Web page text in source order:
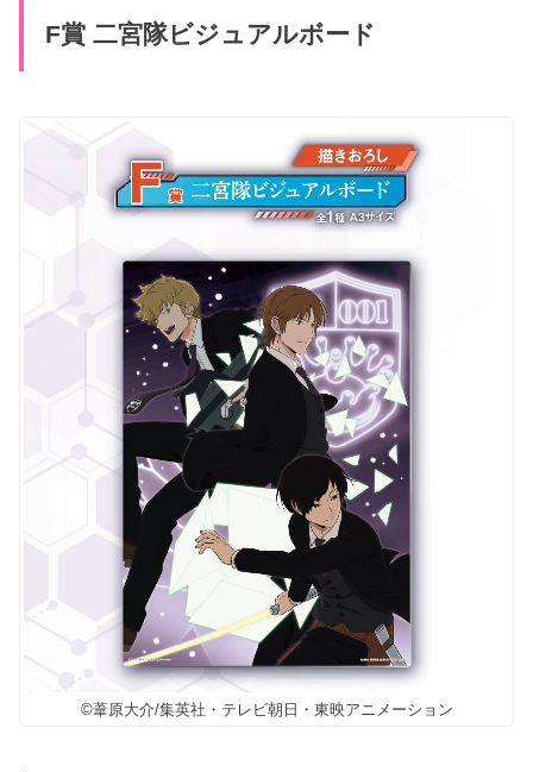
F賞 二宮隊ビジュアルボード
©葦原大介/集英社・テレビ朝日・東映アニメーション